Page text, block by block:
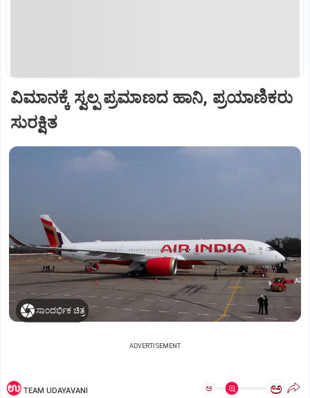
ವಿಮಾನಕ್ಕೆ ಸ್ವಲ್ಪ ಪ್ರಮಾಣದ ಹಾನಿ, ಪ್ರಯಾಣಿಕರು
ಸುರಕ್ಷಿತ
ಸಾಂದರ್ಭಿಕ ಚಿತ್ರ
ADVERTISEMENT
TEAM UDAYAVANI ಅ ಅ